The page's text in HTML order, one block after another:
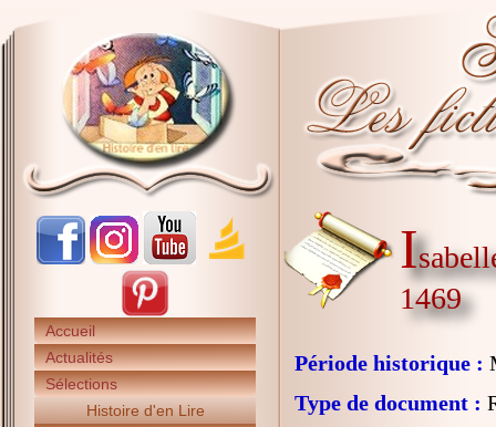
Accueil
Actualités
Sélections
Histoire d'en Lire
I
1469
Période historique :
Type de document :